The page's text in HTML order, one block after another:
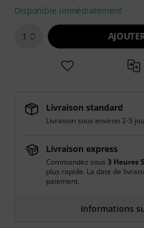
Disponible immédiatement
1
Livraison standard
Livraison sous environ 2-5
Livraison express
Commandez sous 3 Heures
plus rapide. La date de
paiement.
Informations